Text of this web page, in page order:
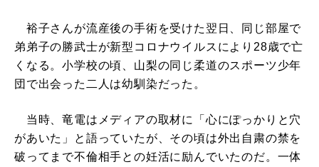
裕子さんが流産後の手術を受けた翌日、同じ部屋で
弟弟子の勝武士が新型コロナウイルスにより28歳で亡
くなる。小学校の頃、山梨の同じ柔道のスポーツ少年
団で出会った二人は幼馴染だった。
当時、竜電はメディアの取材に「心にぽっかりと穴
があいた」と語っていたが、その頃は外出自粛の禁を
破ってまで不倫相手との妊活に励んでいたのだ。一体